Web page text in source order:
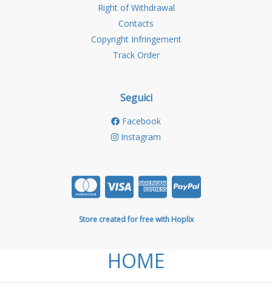
Right of Withdrawal
Contacts
Copyright Infringement
Track Order
Seguici
Facebook
Instagram
Store created for free with Hoplix
HOME